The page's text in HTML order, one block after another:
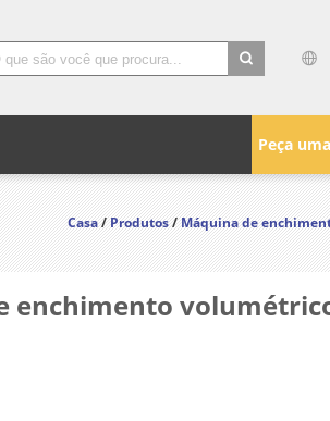
Peça
Casa/Produtos/Máquina de
enchimento